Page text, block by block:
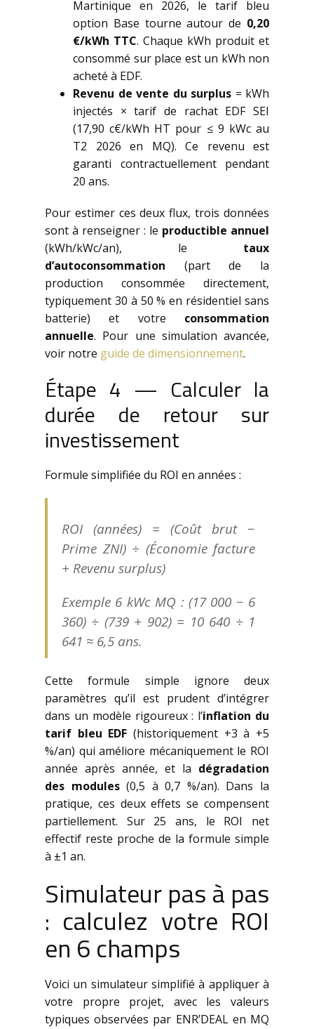
Martinique en 2026, le tarif bleu
option Base tourne autour de 0,20
€/kWh TTC. Chaque kWh produit et
consommé sur place est un kWh non
acheté à EDF.
Revenu de vente du surplus = kWh
injectés × tarif de rachat EDF SEI
(17,90 c€/kWh HT pour ≤ 9 kWc au
T2 2026 en MQ). Ce revenu est
garanti contractuellement pendant
20 ans.
Pour estimer ces deux flux, trois données
sont à renseigner : le productible annuel
(kWh/kWc/an), le taux
d’autoconsommation (part de la
production consommée directement,
typiquement 30 à 50 % en résidentiel sans
batterie) et votre consommation
annuelle. Pour une simulation avancée,
voir notre guide de dimensionnement.
Étape 4 — Calculer la
durée de retour sur
investissement
Formule simplifiée du ROI en années :
ROI (années) = (Coût brut −
Prime ZNI) ÷ (Économie facture
+ Revenu surplus)
Exemple 6 kWc MQ : (17 000 − 6
360) ÷ (739 + 902) = 10 640 ÷ 1
641 ≈ 6,5 ans.
Cette formule simple ignore deux
paramètres qu’il est prudent d’intégrer
dans un modèle rigoureux : l’inflation du
tarif bleu EDF (historiquement +3 à +5
%/an) qui améliore mécaniquement le ROI
année après année, et la dégradation
des modules(0,5 à 0,7 %/an). Dans la
pratique, ces deux effets se compensent
partiellement. Sur 25 ans, le ROI net
effectif reste proche de la formule simple
à ±1 an.
Simulateur pas à pas
: calculez votre ROI
en 6 champs
Voici un simulateur simplifié à appliquer à
votre propre projet, avec les valeurs
typiques observées par ENR’DEAL en MQ